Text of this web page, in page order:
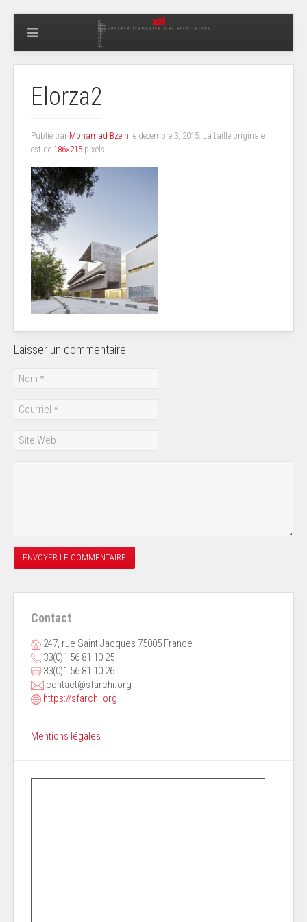
Elorza2
Publié par Mohamad Bzeih le décembre 3, 2015. La taille originale
est de 186×215 pixels
Laisser un commentaire
Contact
247, rue Saint Jacques 75005 France
33(0)1 56 81 10 25
33(0)1 56 81 10 26
contact@sfarchi.org
https://sfarchi.org
Mentions légales